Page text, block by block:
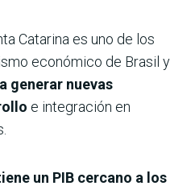
Catarina es uno de los
económico de Brasil y
generar nuevas
e integración en
un PIB cercano a los